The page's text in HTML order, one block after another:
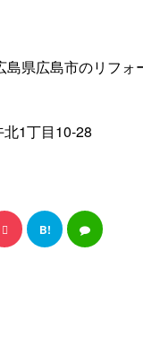
島県広島市のリフ
1丁目10-28
B!